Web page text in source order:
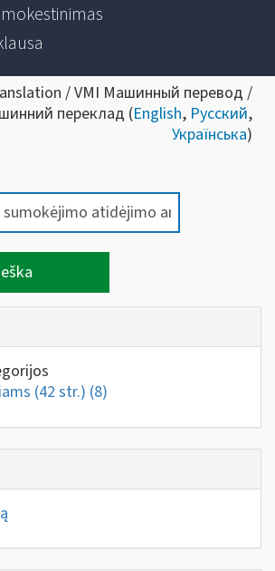
/ VMI Машинный перевод /
переклад (English, Русский,
Українська)
(42 str.) (8)